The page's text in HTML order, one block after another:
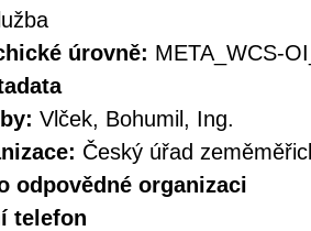
úrovně: META_WCS-
Vlček, Bohumil, Ing.
Český úřad
odpovědné organizaci
telefon